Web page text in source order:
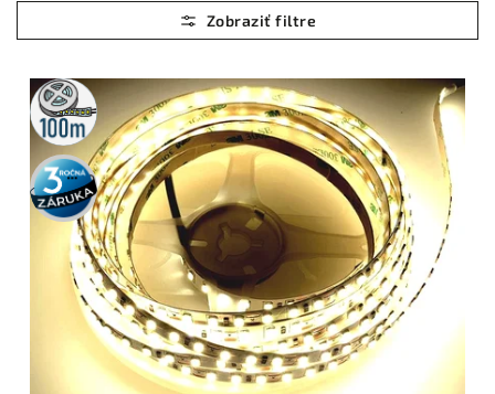
Najlacnejšie
Najdrahšie
Abecedne
100m
rolka
3 roky
záruka